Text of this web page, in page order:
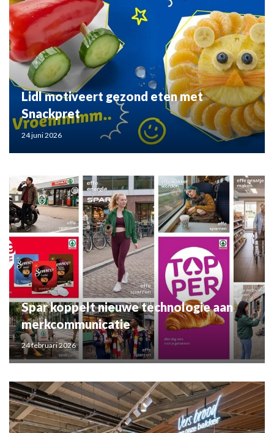
Lidl motiveert gezond eten met
Snackpret
24 juni 2026
Spar koppelt nieuwe technologie aan
merkcommunicatie
24 februari 2026